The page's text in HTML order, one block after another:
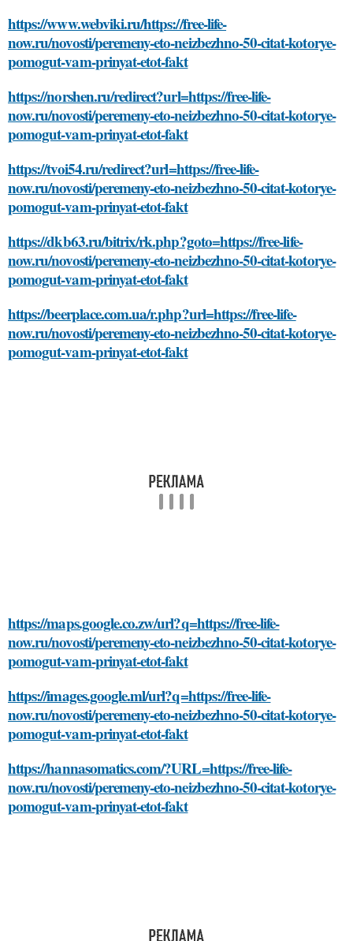
https://www.webviki.ru/https://free-life-
now.ru/novosti/peremeny-eto-neizbezhno-50-citat-kotorye-
pomogut-vam-prinyat-etot-fakt
https://norshen.ru/redirect?url=https://free-life-
now.ru/novosti/peremeny-eto-neizbezhno-50-citat-kotorye-
pomogut-vam-prinyat-etot-fakt
https://tvoi54.ru/redirect?url=https://free-life-
now.ru/novosti/peremeny-eto-neizbezhno-50-citat-kotorye-
pomogut-vam-prinyat-etot-fakt
https://dkb63.ru/bitrix/rk.php?goto=https://free-life-
now.ru/novosti/peremeny-eto-neizbezhno-50-citat-kotorye-
pomogut-vam-prinyat-etot-fakt
https://beerplace.com.ua/r.php?url=https://free-life-
now.ru/novosti/peremeny-eto-neizbezhno-50-citat-kotorye-
pomogut-vam-prinyat-etot-fakt
https://maps.google.co.zw/url?q=https://free-life-
now.ru/novosti/peremeny-eto-neizbezhno-50-citat-kotorye-
pomogut-vam-prinyat-etot-fakt
https://images.google.ml/url?q=https://free-life-
now.ru/novosti/peremeny-eto-neizbezhno-50-citat-kotorye-
pomogut-vam-prinyat-etot-fakt
https://hannasomatics.com/?URL=https://free-life-
now.ru/novosti/peremeny-eto-neizbezhno-50-citat-kotorye-
pomogut-vam-prinyat-etot-fakt